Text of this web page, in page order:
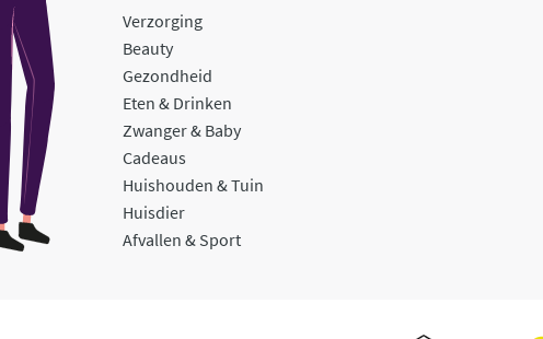
Verzorging
Beauty
Gezondheid
Eten & Drinken
Zwanger & Baby
Cadeaus
Huishouden & Tuin
Huisdier
Afvallen & Sport